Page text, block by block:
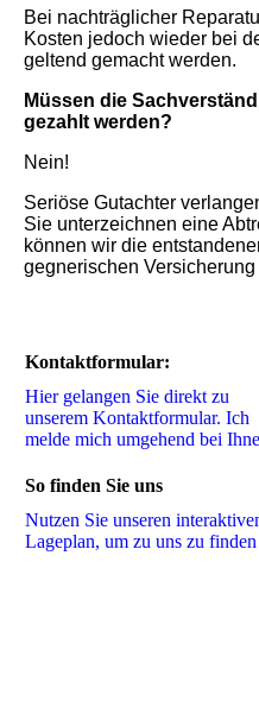
Bei nachträglicher
Kosten jedoch wieder bei
geltend gemachtwerden.
Müssen die
gezahlt werden?
Nein!
Seriöse Gutachter
Sie unterzeichnen eine
können wir die
gegnerischen
Kontaktformular:
Hier gelangen Sie direkt zu
unserem Kon­takt­for­mu­lar. Ich
melde mich umgehend bei
So finden Sie uns
Nutzen Sie unseren
La­ge­plan, um zu uns zu finden